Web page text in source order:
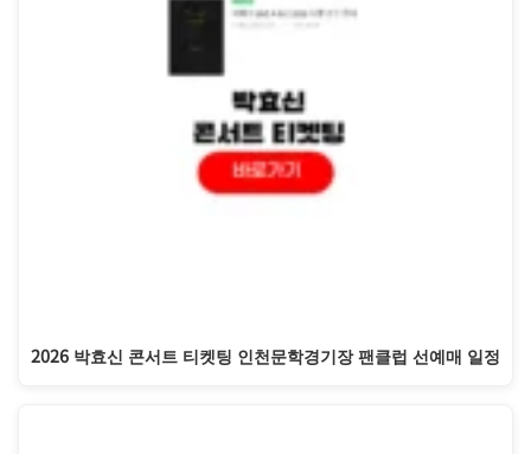
2026 박효신 콘서트 티켓팅 인천문학경기장 팬클럽 선예매 일정